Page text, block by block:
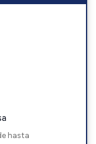
hasta